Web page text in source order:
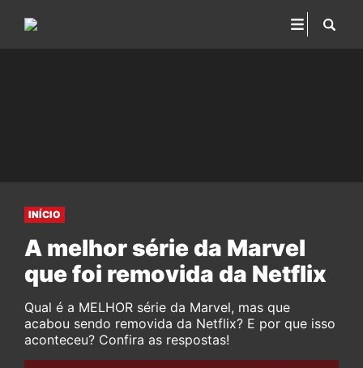
INÍCIO
A melhor série da Marvel
que foi removida da Netflix
Qual é a MELHOR série da Marvel, mas que
acabou sendo removida da Netflix? E por que isso
aconteceu? Confira as respostas!